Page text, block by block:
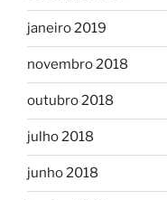
janeiro 2019
novembro 2018
outubro 2018
julho 2018
junho 2018